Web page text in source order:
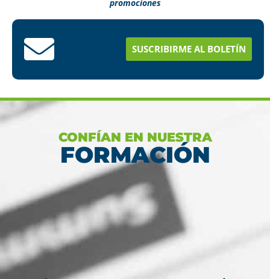
estudios en menos tiempo
promociones
SUSCRIBIRME AL BOLETÍN
CONFÍAN EN NUESTRA
FORMACIÓN